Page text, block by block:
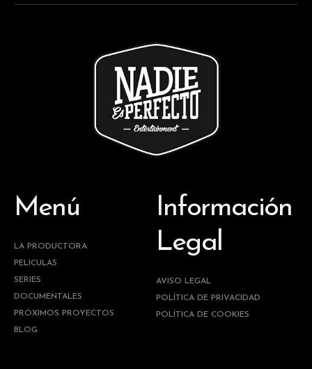
Menú
LA PRODUCTORA
PELICULAS
SERIES
DOCUMENTALES
PRÓXIMOS PROYECTOS
BLOG
Información
Legal
AVISO LEGAL
POLÍTICA DE PRIVACIDAD
POLÍTICA DE COOKIES